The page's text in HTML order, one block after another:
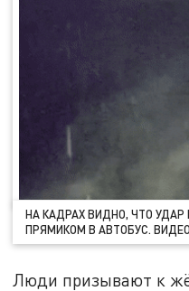
НА КАДРАХ ВИДНО, ЧТО
ПРЯМИКОМ В АВТОБУС. ВИДЕО:
Люди призывают к